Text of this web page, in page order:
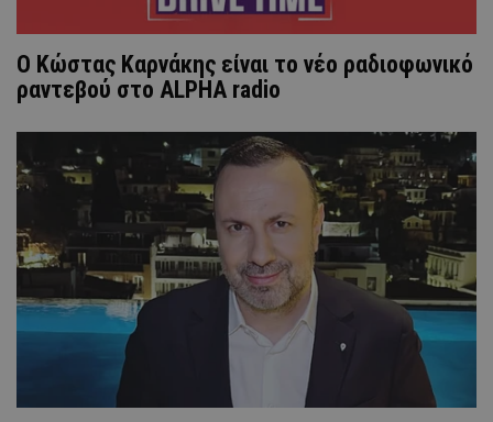
Ο Κώστας Καρνάκης είναι το νέο ραδιοφωνικό
ραντεβού στο ALPHA radio